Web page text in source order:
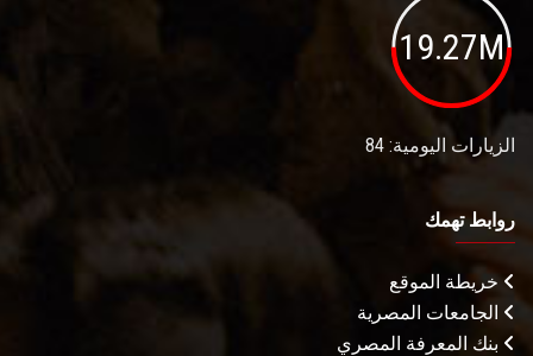
19.27M
الزيارات اليومية: 84
روابط تهمك
خريطة الموقع
الجامعات المصرية
بنك المعرفة المصري